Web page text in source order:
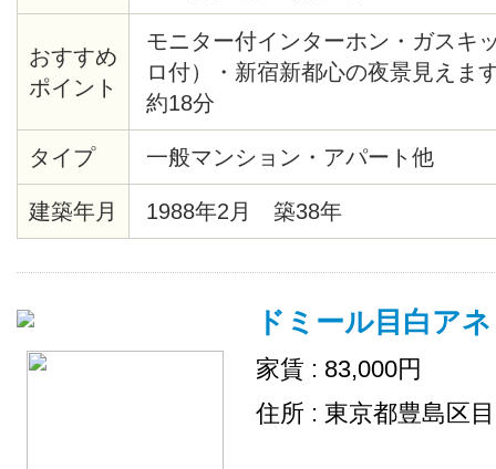
おすすめ
ポイント
モニター付インターホン・ガスキ
ロ付）・新宿新都心の夜景見えま
約18分
タイプ 一般マンション・アパート他
建築年月 1988年2月 築38年
ドミール目白ア
家賃 : 83,000円
住所 : 東京都豊島区